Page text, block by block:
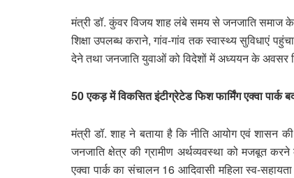
मंत्री डॉ. कुंवर विजय शाह लंबे समय से जनजाति समाज
शिक्षा उपलब्ध कराने, गांव-गांव तक स्वास्थ्य सुविधाएं
देने तथा जनजाति युवाओं को विदेशों में अध्ययन के अवसर
50 एकड़ में विकसित इंटीग्रेटेड फिश फार्मिंग एक्वा पार्क
मंत्री डॉ. शाह ने बताया है कि नीति आयोग एवं
जनजाति क्षेत्र की ग्रामीण अर्थव्यवस्था को मजबूत
एक्वा पार्क का संचालन 16 आदिवासी महिला स्व-